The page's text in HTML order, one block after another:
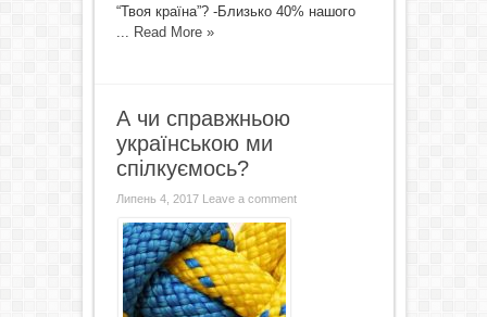
“Твоя країна”? -Близько 40% нашого
... Read More »
А чи справжньою
українською ми
спілкуємось?
Липень 4, 2017 Leave a comment